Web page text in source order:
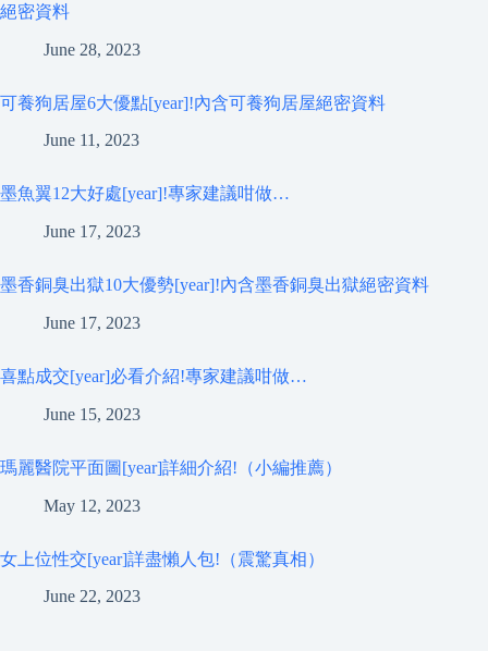
絕密資料
June 28, 2023
可養狗居屋6大優點[year]!內含可養狗居屋絕密資料
June 11, 2023
墨魚翼12大好處[year]!專家建議咁做…
June 17, 2023
墨香銅臭出獄10大優勢[year]!內含墨香銅臭出獄絕密資料
June 17, 2023
喜點成交[year]必看介紹!專家建議咁做…
June 15, 2023
瑪麗醫院平面圖[year]詳細介紹!（小編推薦）
May 12, 2023
女上位性交[year]詳盡懶人包!（震驚真相）
June 22, 2023